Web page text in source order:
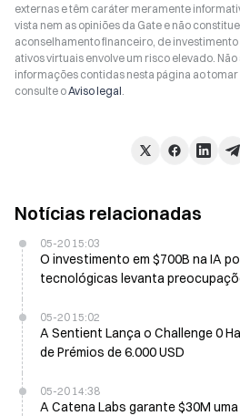
externas e têm caráter meramente
vista nem as opiniões da Gate e não
aconselhamento financeiro, de
ativos virtuais envolve um risco elevado.
informações contidas nesta página ao
consulte oAviso legal.
Notícias relacionadas
05-20 15:03
O investimento em $700B na IA por parte das grandes
tecnológicas levanta
05-20 15:02
A Sentient Lança o Challenge 0
de Prémios de 6.000 USD
05-20 14:38
A Catena Labs garante $30M uma Série A liderada pela